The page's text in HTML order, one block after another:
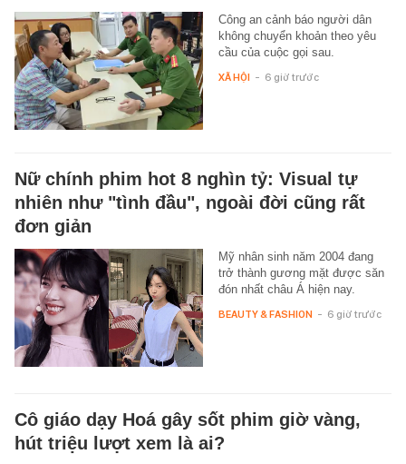
Công an cảnh báo người dân
không chuyển khoản theo yêu
cầu của cuộc gọi sau.
XÃ HỘI - 6 giờ trước
Nữ chính phim hot 8 nghìn tỷ: Visual tự
nhiên như "tình đầu", ngoài đời cũng rất
đơn giản
Mỹ nhân sinh năm 2004 đang
trở thành gương mặt được săn
đón nhất châu Á hiện nay.
BEAUTY & FASHION - 6 giờ trước
Cô giáo dạy Hoá gây sốt phim giờ vàng,
hút triệu lượt xem là ai?